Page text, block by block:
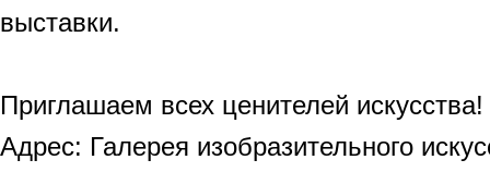
выставки.
Приглашаем всех ценителей искусства!
Адрес: Галерея изобразительного